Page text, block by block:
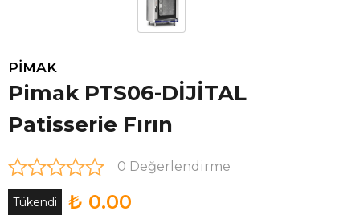
PİMAK
Pimak PTS06-DİJİTAL
Patisserie Fırın
0 Değerlendirme
Tükendi ₺ 0.00